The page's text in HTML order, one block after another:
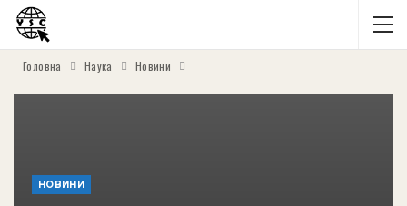
Головна Наука Новини
НОВИНИ